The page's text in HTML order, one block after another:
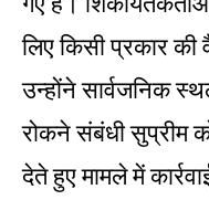
लिए किसी प्रकार
उन्होंने सार्वजनिक
रोकने संबंधी सुप्रीम
देते हुए मामले में